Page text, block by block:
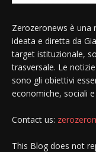
Zerozeronews è una
ideata e diretta da
target istituzionale,
trasversale. Le
sono gli obiettivi
economiche, sociali
Contact us:
This Blog does not